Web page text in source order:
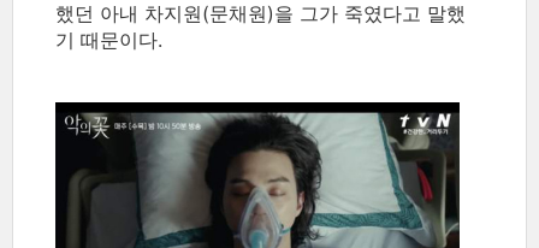
했던 아내 차지원(문채원)을 그가 죽였다고 말했
기 때문이다.